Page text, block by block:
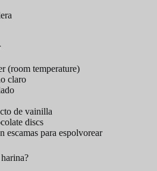
(room temperature)
claro
de vainilla
discs
escamas para espolvorear